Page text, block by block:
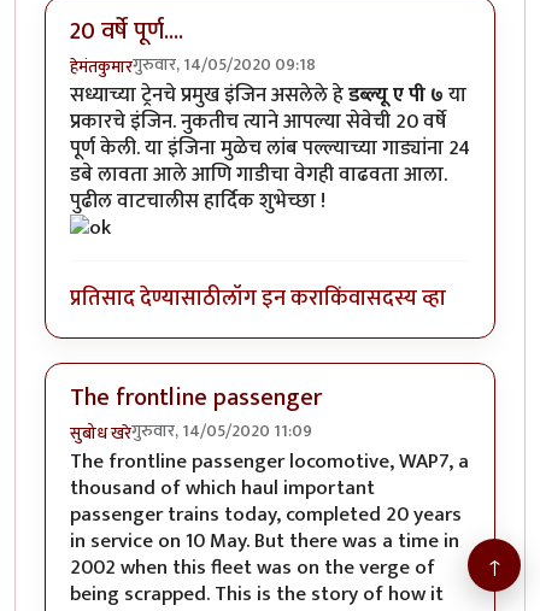
20 वर्षे पूर्ण....
हेमंतकुमारगुरुवार, 14/05/2020 09:18
सध्याच्या ट्रेनचे प्रमुख इंजिन असलेले हेडब्ल्यू ए पी ७या
प्रकारचे इंजिन. नुकतीच त्याने आपल्या सेवेची 20 वर्षे
पूर्ण केली. या इंजिना मुळेच लांब पल्ल्याच्या गाड्यांना 24
डबे लावता आले आणि गाडीचा वेगही वाढवता आला.
पुढील वाटचालीस हार्दिक शुभेच्छा !
प्रतिसाद देण्यासाठीलॉग इन कराकिंवासदस्य व्हा
The frontline passenger
सुबोध खरेगुरुवार, 14/05/2020 11:09
The frontline passenger locomotive, WAP7, a
thousand of which haul important
passenger trains today, completed 20 years
in service on 10 May. But there was a time in
2002 when this fleet was on the verge of
being scrapped. This is the story of how it
↑